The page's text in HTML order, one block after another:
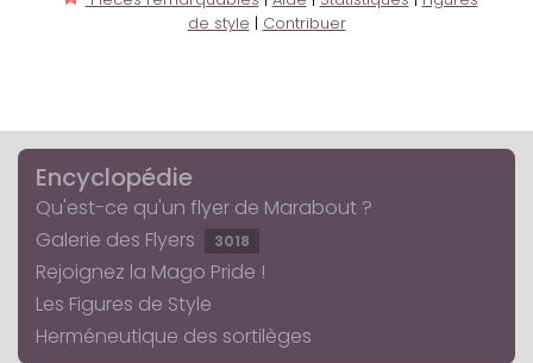
de style | Contribuer
Encyclopédie
Qu'est-ce qu'un flyer de Marabout ?
Galerie des Flyers
3018
Rejoignez la Mago Pride !
Les Figures de Style
Herméneutique des sortilèges